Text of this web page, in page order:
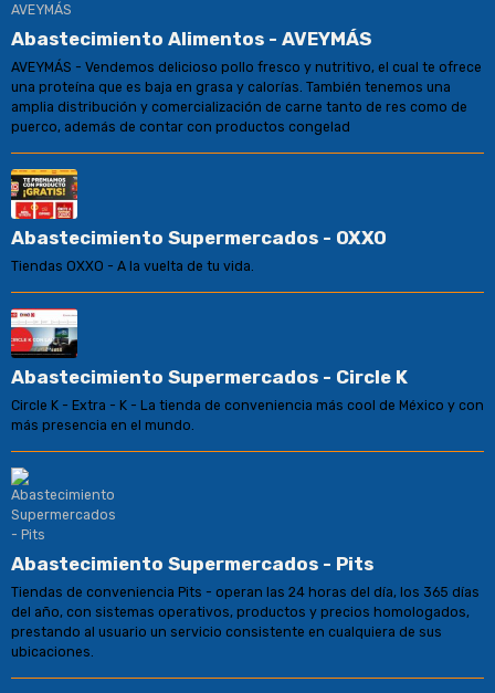
Abastecimiento Alimentos - AVEYMÁS
AVEYMÁS - Vendemos delicioso pollo fresco y nutritivo, el cual te ofrece
una proteína que es baja en grasa y calorías. También tenemos una
amplia distribución y comercialización de carne tanto de res como de
puerco, además de contar con productos congelad
Abastecimiento Supermercados - OXXO
Tiendas OXXO - A la vuelta de tu vida.
Abastecimiento Supermercados - Circle K
Circle K - Extra - K - La tienda de conveniencia más cool de México y con
más presencia en el mundo.
Abastecimiento Supermercados - Pits
Tiendas de conveniencia Pits - operan las 24 horas del día, los 365 días
del año, con sistemas operativos, productos y precios homologados,
prestando al usuario un servicio consistente en cualquiera de sus
ubicaciones.